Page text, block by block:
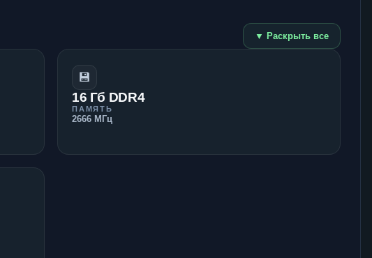
▼ Раскрыть все
💾
16 Гб DDR4
ПАМЯТЬ
2666 МГц